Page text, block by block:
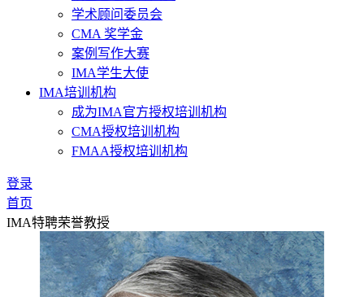
学术顾问委员会
CMA 奖学金
案例写作大赛
IMA学生大使
IMA培训机构
成为IMA官方授权培训机构
CMA授权培训机构
FMAA授权培训机构
登录
首页
IMA特聘荣誉教授